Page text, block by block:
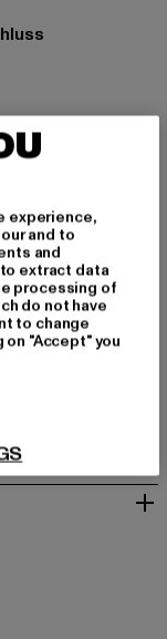
Ramstadt |
experience,
and to
and
extract data
processing of
do not have
to change
"Accept" you